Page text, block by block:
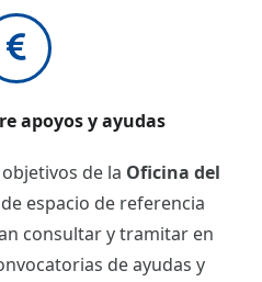
apoyos y ayudas
de la Oficina del
espacio de referencia
consultar y tramitar en
de ayudas y